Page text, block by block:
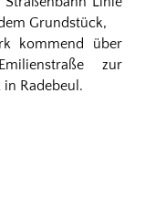
Grundstück,
kommend über
zur
in Radebeul.